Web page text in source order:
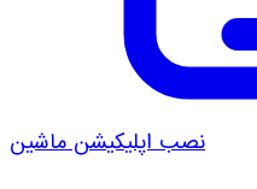
نصب اپلیکیشن ماشین